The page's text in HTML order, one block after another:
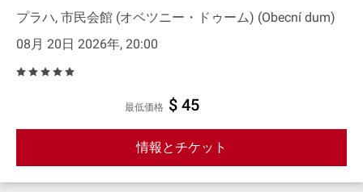
プラハ, 市民会館 (オベツニー・ドゥーム) (Obecní dum)
08月 20日 2026年, 20:00
最低価格 $ 45
情報とチケット